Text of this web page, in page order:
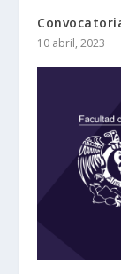
10 abril, 2023